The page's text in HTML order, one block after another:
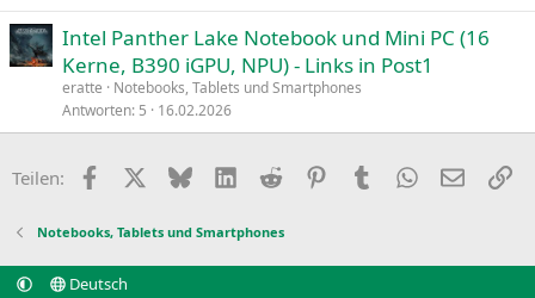
Intel Panther Lake Notebook und Mini PC (16
Kerne, B390 iGPU, NPU) - Links in Post1
eratte
Notebooks, Tablets und Smartphones
Antworten 5 16.02.2026
Teilen: Facebook BlueskyLinkedIn
Reddit PinterestTumblr WhatsApp
E-Mail
Notebooks, Tablets und Smartphones
Deutsch